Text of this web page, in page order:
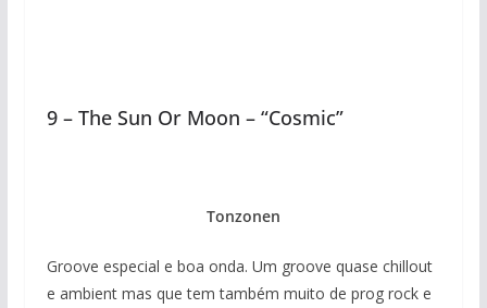
9 – The Sun Or Moon – “Cosmic”
Tonzonen
Groove especial e boa onda. Um groove quase chillout
e ambient mas que tem também muito de prog rock e